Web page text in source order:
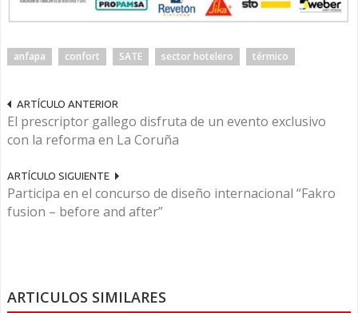
anfapa confort SATE sector hotelero térmico
ARTÍCULO ANTERIOR
El prescriptor gallego disfruta de un evento exclusivo
con la reforma en La Coruña
ARTÍCULO SIGUIENTE
Participa en el concurso de diseño internacional “Fakro
fusion – before and after”
ARTICULOS SIMILARES